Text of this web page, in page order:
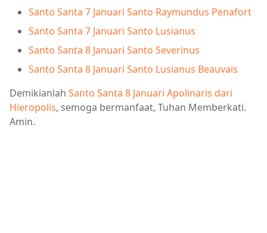
Santo Santa 7 Januari Santo Raymundus Penafort
Santo Santa 7 Januari Santo Lusianus
Santo Santa 8 Januari Santo Severinus
Santo Santa 8 Januari Santo Lusianus Beauvais
Demikianlah Santo Santa 8 Januari Apolinaris dari
Hieropolis, semoga bermanfaat, Tuhan Memberkati.
Amin.